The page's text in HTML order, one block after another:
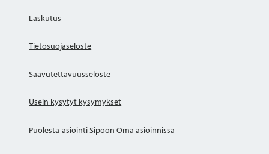
Laskutus
Tietosuojaseloste
Saavutettavuusseloste
Usein kysytyt kysymykset
Puolesta-asiointi Sipoon Oma asioinnissa